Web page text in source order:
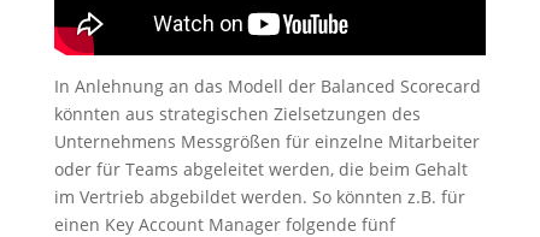
In Anlehnung an das Modell der Balanced Scorecard
könnten aus strategischen Zielsetzungen des
Unternehmens Messgrößen für einzelne Mitarbeiter
oder für Teams abgeleitet werden, die beim Gehalt
im Vertrieb abgebildet werden. So könnten z.B. für
einen Key Account Manager folgende fünf